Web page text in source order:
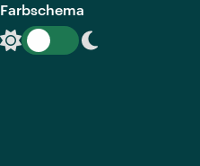
Farbschema